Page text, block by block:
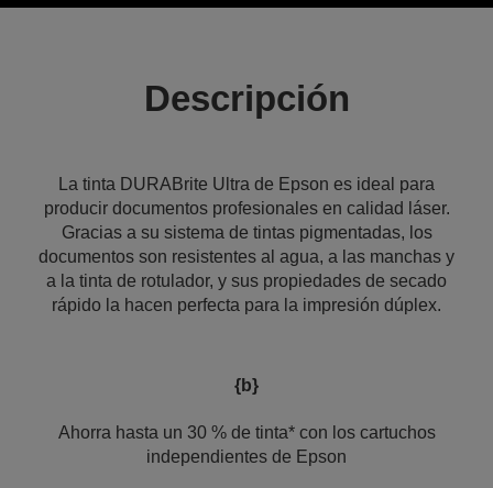
Descripción
La tinta DURABrite Ultra de Epson es ideal para
producir documentos profesionales en calidad láser.
Gracias a su sistema de tintas pigmentadas, los
documentos son resistentes al agua, a las manchas y
a la tinta de rotulador, y sus propiedades de secado
rápido la hacen perfecta para la impresión dúplex.
{b}
Ahorra hasta un 30 % de tinta* con los cartuchos
independientes de Epson